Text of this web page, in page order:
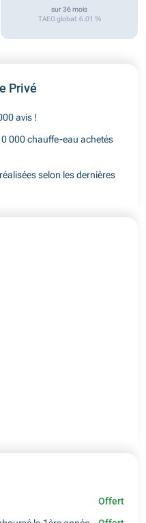
Privé
avis !
000 chauffe-eau achetés
selon les dernières
Offert
sur 36 mois
TAEG global: 6.01 %